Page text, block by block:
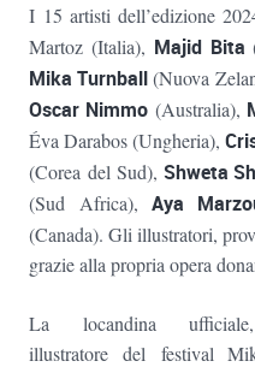
I 15 artisti dell’edizione
Martoz (Italia), Majid Bita
Mika Turnball(Nuova
Oscar Nimmo (Australia),
Éva Darabos (Ungheria),
(Corea del Sud), Shweta
(Sud Africa), Aya
(Canada). Gli illustratori,
grazie alla propria opera
La locandina
illustratore del festival